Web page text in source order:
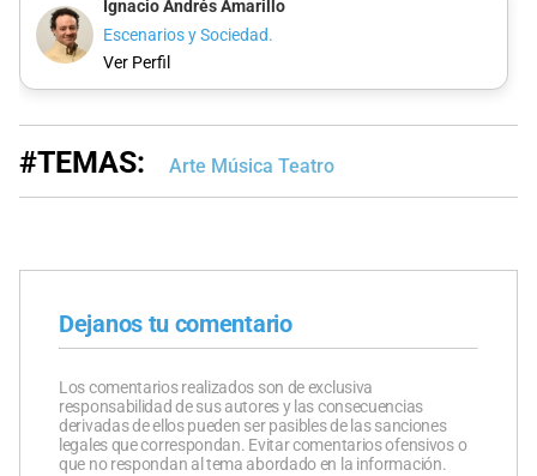
Ignacio Andrés Amarillo
Escenarios y Sociedad.
Ver Perfil
#TEMAS: Arte Música Teatro
Dejanos tu comentario
Los comentarios realizados son de exclusiva
responsabilidad de sus autores y las consecuencias
derivadas de ellos pueden ser pasibles de las sanciones
legales que correspondan. Evitar comentarios ofensivos o
que no respondan al tema abordado en la información.